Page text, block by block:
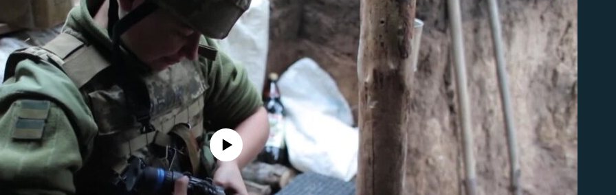
No media source currently available